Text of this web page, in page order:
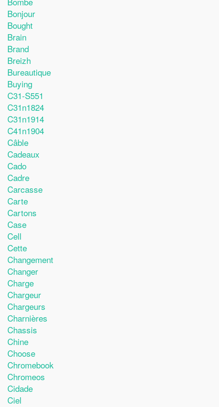
Bonjour
Bought
Brain
Brand
Breizh
Bureautique
Buying
C31-S551
C31n1824
C31n1914
C41n1904
Câble
Cadeaux
Cado
Cadre
Carcasse
Carte
Cartons
Case
Cell
Cette
Changement
Changer
Charge
Chargeur
Chargeurs
Charnières
Chassis
Chine
Choose
Chromebook
Chromeos
Cidade
Ciel